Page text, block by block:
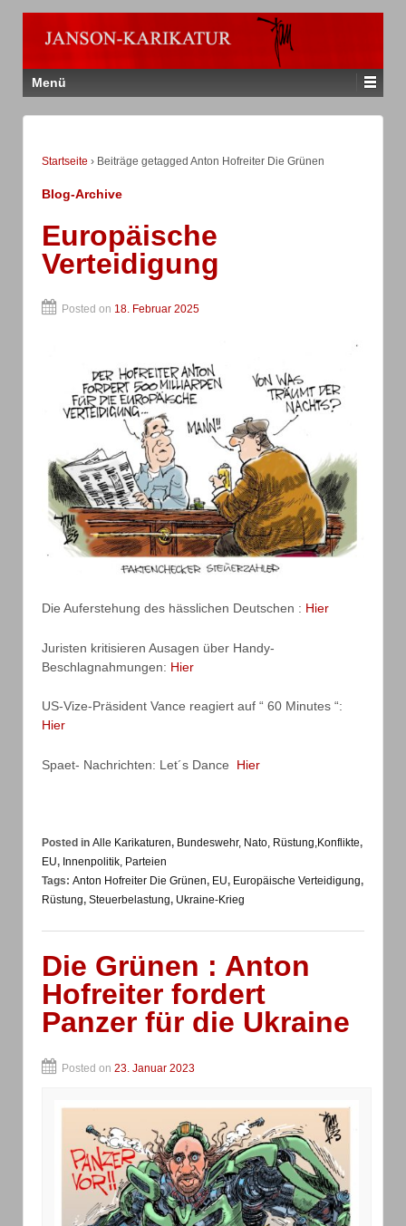
Menü
Startseite › Beiträge getagged Anton Hofreiter Die Grünen
Blog-Archive
Europäische
Verteidigung
Posted on 18. Februar 2025
Die Auferstehung des hässlichen Deutschen : Hier
Juristen kritisieren Ausagen über Handy-
Beschlagnahmungen: Hier
US-Vize-Präsident Vance reagiert auf “ 60 Minutes “:
Hier
Spaet- Nachrichten: Let´s Dance Hier
Posted in Alle Karikaturen, Bundeswehr, Nato, Rüstung,Konflikte,
EU, Innenpolitik, Parteien
Tags: Anton Hofreiter Die Grünen, EU, Europäische Verteidigung,
Rüstung, Steuerbelastung, Ukraine-Krieg
Die Grünen : Anton
Hofreiter fordert
Panzer für die Ukraine
Posted on 23. Januar 2023